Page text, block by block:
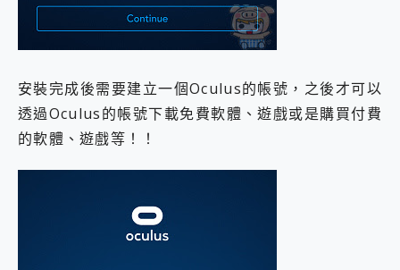
安裝完成後需要建立一個Oculus的帳號，之後才可以
透過Oculus的帳號下載免費軟體、遊戲或是購買付費
的軟體、遊戲等！！